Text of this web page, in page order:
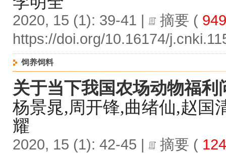
2020, 15 (1): 39-41 | 摘要 ( 949
https://doi.org/10.16174/
饲养饲料
关于当下我国农场动物福利
杨景晁,周开锋,曲绪仙,赵国
耀
2020, 15 (1): 42-45 | 摘要 (